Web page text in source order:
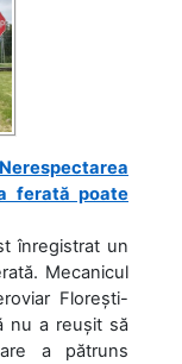
ferată poate
înregistrat un
Mecanicul
Florești-
nu a reușit să
a pătruns